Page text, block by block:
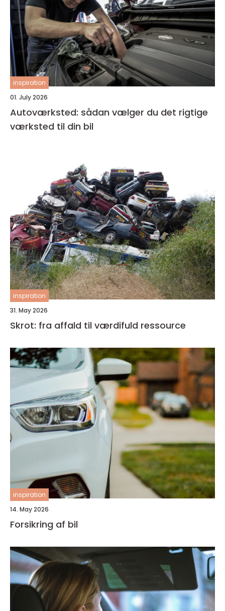
inspiration
01. July 2026
Autoværksted: sådan vælger du det rigtige
værksted til din bil
inspiration
31. May 2026
Skrot: fra affald til værdifuld ressource
inspiration
14. May 2026
Forsikring af bil